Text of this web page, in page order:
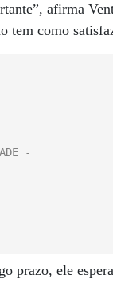
afirma
tem como
prazo, ele